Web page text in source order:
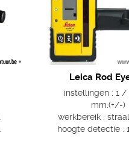
Leica Rod
instellingen : 1 /
mm.(+/-)
werkbereik :
hoogte detectie :